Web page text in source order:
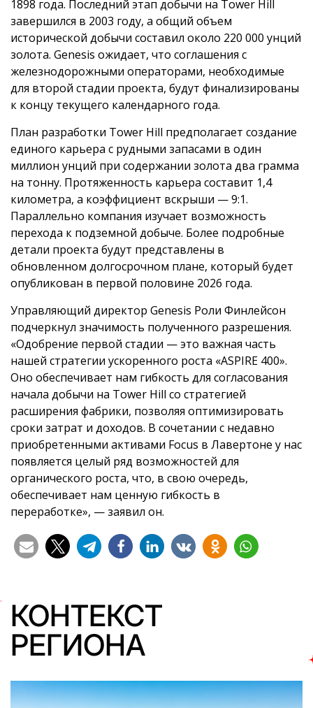
1898 года. Последний этап добычи на Tower Hill
завершился в 2003 году, а общий объем
исторической добычи составил около 220 000 унций
золота. Genesis ожидает, что соглашения с
железнодорожными операторами, необходимые
для второй стадии проекта, будут финализированы
к концу текущего календарного года.
План разработки Tower Hill предполагает создание
единого карьера с рудными запасами в один
миллион унций при содержании золота два грамма
на тонну. Протяженность карьера составит 1,4
километра, а коэффициент вскрыши — 9:1.
Параллельно компания изучает возможность
перехода к подземной добыче. Более подробные
детали проекта будут представлены в
обновленном долгосрочном плане, который будет
опубликован в первой половине 2026 года.
Управляющий директор Genesis Роли Финлейсон
подчеркнул значимость полученного разрешения.
«Одобрение первой стадии — это важная часть
нашей стратегии ускоренного роста «ASPIRE 400».
Оно обеспечивает нам гибкость для согласования
начала добычи на Tower Hill со стратегией
расширения фабрики, позволяя оптимизировать
сроки затрат и доходов. В сочетании с недавно
приобретенными активами Focus в Лавертоне у нас
появляется целый ряд возможностей для
органического роста, что, в свою очередь,
обеспечивает нам ценную гибкость в
переработке», — заявил он.
КОНТЕКСТ
РЕГИОНА